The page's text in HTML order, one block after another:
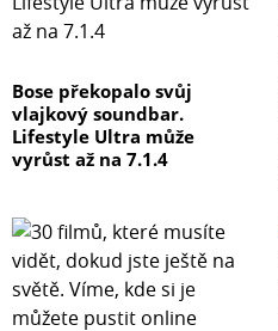
Bose překopalo svůj
vlajkový soundbar.
Lifestyle Ultra může
vyrůst až na 7.1.4